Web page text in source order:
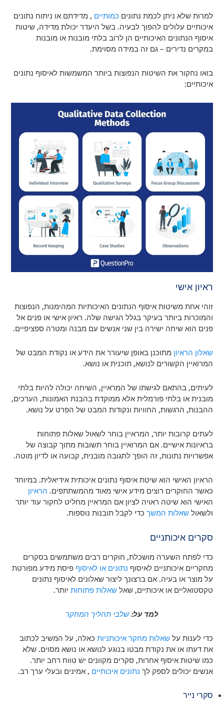
למרות שלא ניתן לכמת נתונים כמותיים , מדידתם או ניתוח נתונים
איכותיים עלולים להפוך לבעיה. בשל היעדר יכולת מדידה, שיטות
איסוף הנתונים האיכותיים הן לרוב בלתי מובנות או מובנות
במקרים נדירים – גם זה במידה מסוימת.
בואו נחקור את השיטות הנפוצות ביותר המשמשות לאיסוף נתונים
איכותיים:
ראיון אישי
זוהי אחת משיטות איסוף הנתונים האיכותיות המהימנות, הנפוצות
והמוכרות ביותר בעיקר בגלל הגישה שלה. ראיון אישי או פנים אל
פנים הוא שיחה ישירה בין שני אנשים עם מבנה ומטרה ספציפיים.
שאלון הראיון מתוכנן באופן שיעורר את הידע או נקודת המבט של
המרואיין הקשורים לנושא, תוכנית או נושא.
לעיתים, בהתאם לגישתו של המראיין, השיחה יכולה להיות בלתי
מובנית או בלתי פורמלית אלא ממוקדת בהבנת האמונות, הערכים,
ההבנות, הרגשות, החוויות ונקודות המבט של הפרט על נושא.
לעתים קרובות יותר, המראיין בוחר לשאול שאלות פתוחות
בראיונות אישיים. אם המרואיין בוחר תשובות מתוך קבוצה של
אפשרויות נתונות, זה הופך לתגובה מובנית, קבועה או לדיון מוטה.
הראיון האישי הוא שיטת איסוף נתונים איכותית אידיאלית. במיוחד
כאשר החוקרים רוצים מידע אישי מאוד מהמשתתפים. הראיון
האישי הוא שיטה ראויה לציון אם המראיין מחליט לחקור עוד יותר
ולשאולשאלות המשך כדי לקבל תובנות נוספות.
סקרים איכותניים
כדי לפתח השערה מושכלת, חוקרים רבים משתמשים בסקרים
מחקריים איכותניים לאיסוף נתונים או לאיסוף פיסת מידע מפורטת
על מוצר או בעיה. אם ברצונך ליצור שאלונים לאיסוף נתונים
טקסטואליים או איכותיים, שאלשאלות פתוחות יותר.
למד על: שלבי תהליך המחקר
כדי לענות עלשאלות מחקר איכותניות כאלה, על המשיב לכתוב
את דעתו או את נקודת מבטו בנוגע לנושא או נושא מסוים. שלא
כמו שיטות איסוף אחרות, סקרים מקוונים יש טווח רחב יותר.
אנשים יכולים לספק לך נתונים איכותיים , אמינים ובעלי ערך רב.
סקרי נייר